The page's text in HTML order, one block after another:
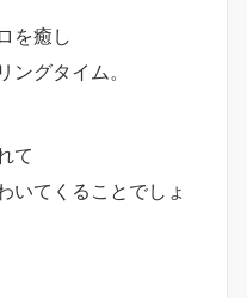
を癒し
グタイム。
て
いてくることでしょ